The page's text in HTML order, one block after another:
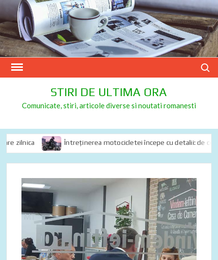
Skip
to
content
STIRI DE ULTIMA ORA
Comunicate, stiri, articole diverse si noutati romanesti
zilnica Întreținerea motocicletei începe cu detalii: de ce